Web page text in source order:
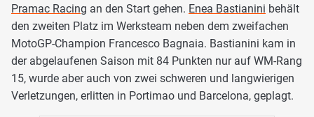
Pramac Racing an den Start gehen. Enea Bastianini behält
den zweiten Platz im Werksteam neben dem zweifachen
MotoGP-Champion Francesco Bagnaia. Bastianini kam in
der abgelaufenen Saison mit 84 Punkten nur auf WM-Rang
15, wurde aber auch von zwei schweren und langwierigen
Verletzungen, erlitten in Portimao und Barcelona, geplagt.